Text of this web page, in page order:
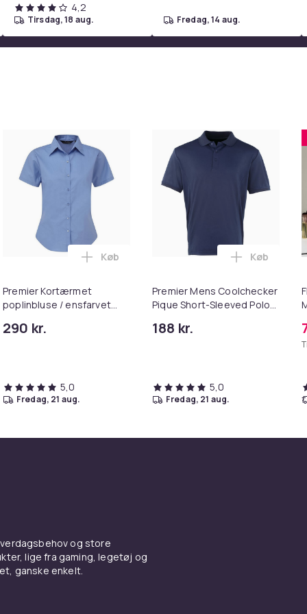
4,2
tirsdag, 18 aug. fredag, 14 aug.
Complete i kurven
Vest uden ærmer med dobbelt rem på ryggen til kvinder/
Premier Kortærmet
poplinbluse / ensfarvet
290 kr.
Læg Premier Kortærmet poplinbluse /
Køb
5,0
fredag, 21 aug.
Premier Mens Coolchecker
Pique Short-Sleeved Polo
188 kr.
Læg
Køb
5,0
fredag, 21 aug.
og store
lige fra gaming, legetøj og
ganske enkelt.